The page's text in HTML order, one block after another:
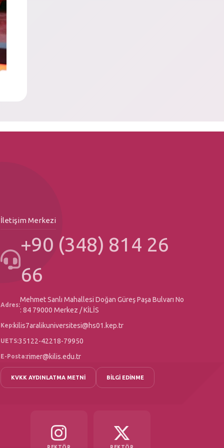
İletişim Merkezi
+90 (348) 814 26
66
Adres:
Mehmet Sanlı Mahallesi Doğan Güreş Paşa Bulvarı No
: 84 79000 Merkez / KİLİS
Kep:kilis7aralikuniversitesi@hs01.kep.tr
UETS:35122-42218-79950
E-Posta:rimer@kilis.edu.tr
KVKK AYDINLATMA METNİ BİLGİ EDİNME